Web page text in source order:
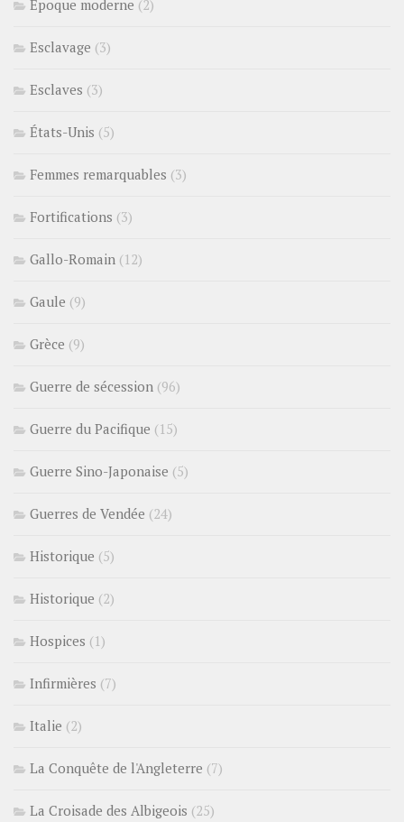
Epoque moderne (2)
Esclavage (3)
Esclaves (3)
États-Unis (5)
Femmes remarquables (3)
Fortifications (3)
Gallo-Romain (12)
Gaule (9)
Grèce (9)
Guerre de sécession (96)
Guerre du Pacifique (15)
Guerre Sino-Japonaise (5)
Guerres de Vendée (24)
Historique (5)
Historique (2)
Hospices (1)
Infirmières (7)
Italie (2)
La Conquête de l'Angleterre (7)
La Croisade des Albigeois (25)